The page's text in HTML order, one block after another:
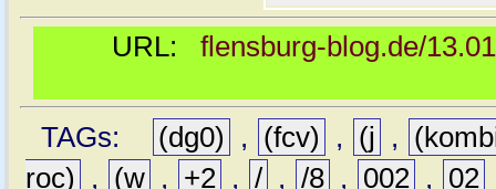
URL: flensburg-blog.de/
TAGs: (dg0) , (fcv) , (j ,
roc)
, (w , +2 , / , /8 , 002 , 02